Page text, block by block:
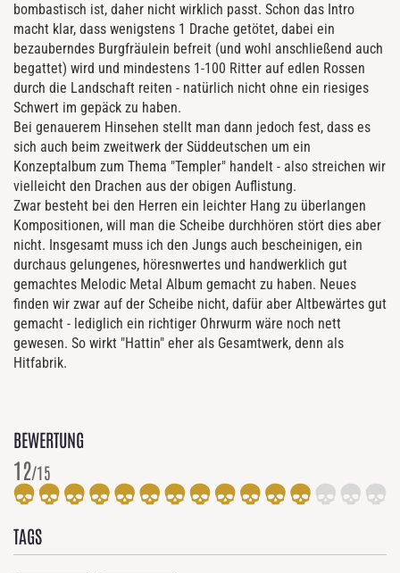
bombastisch ist, daher nicht wirklich passt. Schon das Intro
macht klar, dass wenigstens 1 Drache getötet, dabei ein
bezauberndes Burgfräulein befreit (und wohl anschließend auch
begattet) wird und mindestens 1-100 Ritter auf edlen Rossen
durch die Landschaft reiten - natürlich nicht ohne ein riesiges
Schwert im gepäck zu haben.
Bei genauerem Hinsehen stellt man dann jedoch fest, dass es
sich auch beim zweitwerk der Süddeutschen um ein
Konzeptalbum zum Thema "Templer" handelt - also streichen wir
vielleicht den Drachen aus der obigen Auflistung.
Zwar besteht bei den Herren ein leichter Hang zu überlangen
Kompositionen, will man die Scheibe durchhören stört dies aber
nicht. Insgesamt muss ich den Jungs auch bescheinigen, ein
durchaus gelungenes, höresnwertes und handwerklich gut
gemachtes Melodic Metal Album gemacht zu haben. Neues
finden wir zwar auf der Scheibe nicht, dafür aber Altbewärtes gut
gemacht - lediglich ein richtiger Ohrwurm wäre noch nett
gewesen. So wirkt "Hattin" eher als Gesamtwerk, denn als
Hitfabrik.
BEWERTUNG
12/15
TAGS